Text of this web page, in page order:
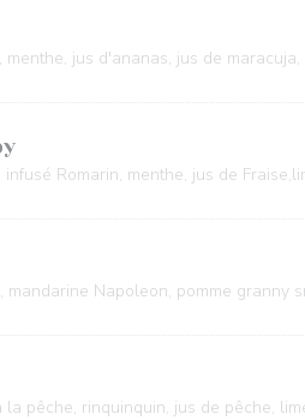
menthe, jus d'ananas, jus de
Romarin, menthe, jus de
Napoleon, pomme granny
pêche, rinquinquin, jus de pêche,